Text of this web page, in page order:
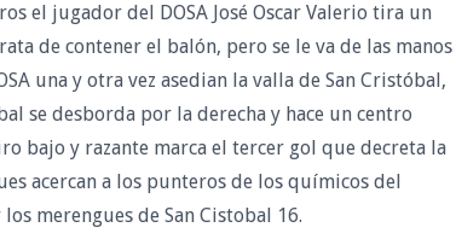
el jugador del DOSA José Oscar Valerio tira un
de contener el balón, pero se le va de las manos
una y otra vez asedian la valla de San Cristóbal,
se desborda por la derecha y hace un centro
bajo y razante marca el tercer gol que decreta la
acercan a los punteros de los químicos del
merengues de San Cistobal 16.